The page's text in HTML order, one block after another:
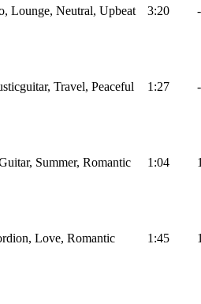
Lounge, Neutral, Upbeat 3:20 -
Travel, Peaceful 1:27 -
Summer, Romantic 1:04
Love, Romantic 1:45